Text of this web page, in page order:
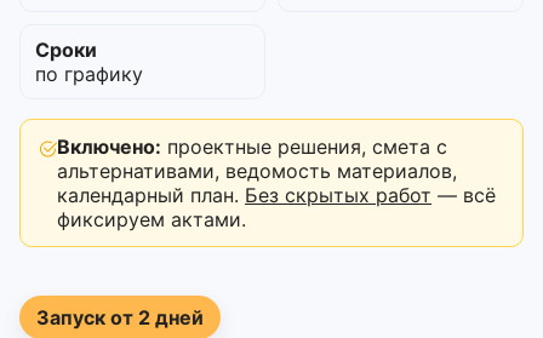
Сроки
по графику
Включено: проектные решения, смета с
альтернативами, ведомость материалов,
календарный план. Без скрытых работ — всё
фиксируем актами.
Запуск от 2 дней